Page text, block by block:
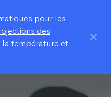
pour les
des
la température et